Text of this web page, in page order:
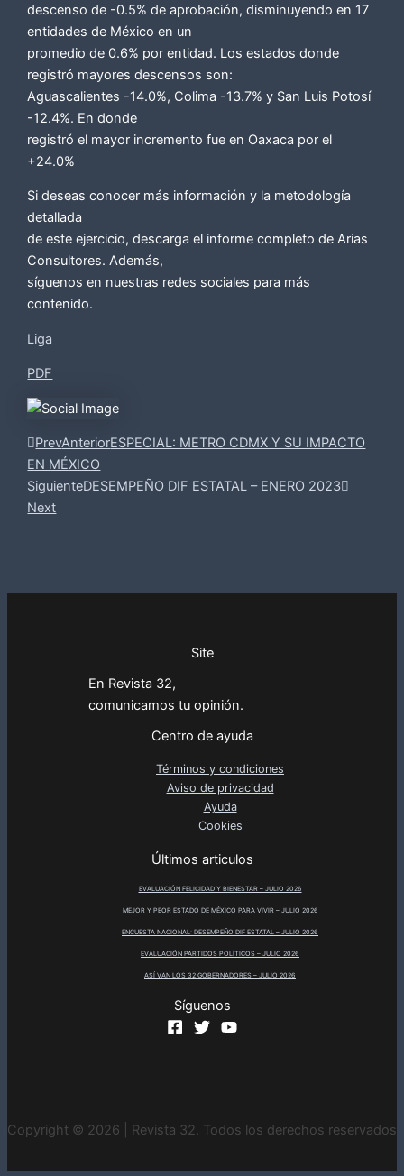
descenso de -0.5% de aprobación, disminuyendo en 17
entidades de México en un
promedio de 0.6% por entidad. Los estados donde
registró mayores descensos son:
Aguascalientes -14.0%, Colima -13.7% y San Luis Potosí
-12.4%. En donde
registró el mayor incremento fue en Oaxaca por el
+24.0%
Si deseas conocer más información y la metodología
detallada
de este ejercicio, descarga el informe completo de Arias
Consultores. Además,
síguenos en nuestras redes sociales para más
contenido.
Liga
PDF
PrevAnteriorESPECIAL: METRO CDMX Y SU IMPACTO
EN MÉXICO
SiguienteDESEMPEÑO DIF ESTATAL – ENERO 2023
Next
Site
En Revista 32,
comunicamos tu opinión.
Centro de ayuda
Términos y condiciones
Aviso de privacidad
Ayuda
Cookies
Últimos articulos
EVALUACIÓN FELICIDAD Y BIENESTAR – JULIO 2026
MEJOR Y PEOR ESTADO DE MÉXICO PARA VIVIR – JULIO 2026
ENCUESTA NACIONAL: DESEMPEÑO DIF ESTATAL – JULIO 2026
EVALUACIÓN PARTIDOS POLÍTICOS – JULIO 2026
ASÍ VAN LOS 32 GOBERNADORES – JULIO 2026
Síguenos
Copyright © 2026 | Revista 32. Todos los derechos reservados